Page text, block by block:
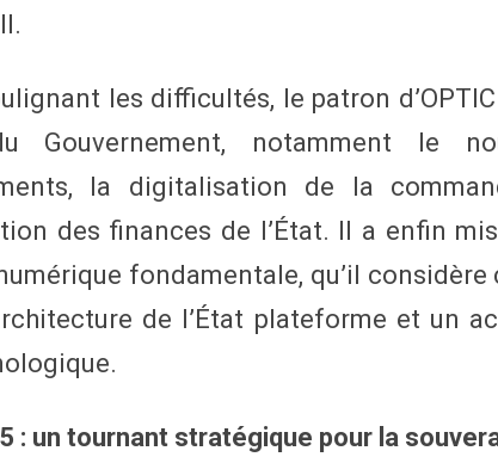
les difficultés, le patron
Gouvernement, notamment le
la digitalisation de la
des finances de l’État. Il a enfin
fondamentale, qu’il
de l’État plateforme et un
: un tournant stratégique pour la